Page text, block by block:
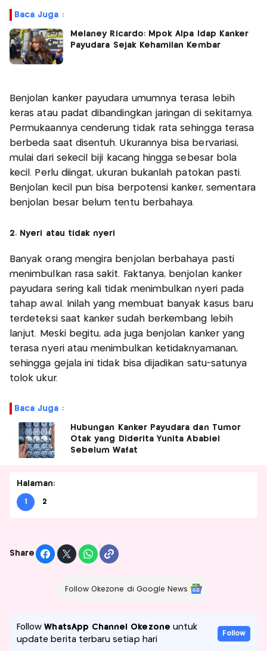
Baca Juga :
Melaney Ricardo: Mpok Alpa Idap Kanker
Payudara Sejak Kehamilan Kembar
Benjolan kanker payudara umumnya terasa lebih
keras atau padat dibandingkan jaringan di sekitarnya.
Permukaannya cenderung tidak rata sehingga terasa
berbeda saat disentuh. Ukurannya bisa bervariasi,
mulai dari sekecil biji kacang hingga sebesar bola
kecil. Perlu diingat, ukuran bukanlah patokan pasti.
Benjolan kecil pun bisa berpotensi kanker, sementara
benjolan besar belum tentu berbahaya.
2. Nyeri atau tidak nyeri
Banyak orang mengira benjolan berbahaya pasti
menimbulkan rasa sakit. Faktanya, benjolan kanker
payudara sering kali tidak menimbulkan nyeri pada
tahap awal. Inilah yang membuat banyak kasus baru
terdeteksi saat kanker sudah berkembang lebih
lanjut. Meski begitu, ada juga benjolan kanker yang
terasa nyeri atau menimbulkan ketidaknyamanan,
sehingga gejala ini tidak bisa dijadikan satu-satunya
tolok ukur.
Baca Juga :
Hubungan Kanker Payudara dan Tumor
Otak yang Diderita Yunita Ababiel
Sebelum Wafat
Halaman:
1 2
Share
Follow Okezone di Google News
FollowWhatsApp Channel Okezone untuk
update berita terbaru setiap hari
Follow